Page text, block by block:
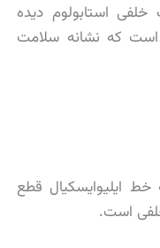
خلفی استابولوم دیده
است که نشانه سلامت
خط ایلیوایسکیال قطع
است.